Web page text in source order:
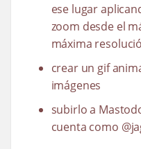
ese lugar
zoom desde el
máxima
crear un gif
imágenes
subirlo a
cuenta como